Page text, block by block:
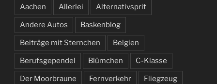
Aachen Allerlei Alternativsprit
Andere Autos Baskenblog
Beiträge mit Sternchen Belgien
Berufsgependel Blümchen C-Klasse
Der Moorbraune Fernverkehr Fliegzeug